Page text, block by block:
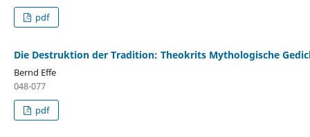
pdf
Die Destruktion der Tradition: Theokrits Mythologische
Bernd Effe
048-077
pdf